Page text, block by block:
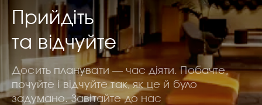
Прийдіть
та відчуйте
Досить планувати — час діяти. Побачте,
почуйте і відчуйте так, як це й було
задумано. Завітайте до нас